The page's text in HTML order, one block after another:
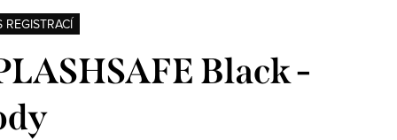
REGISTRACÍ
Black -